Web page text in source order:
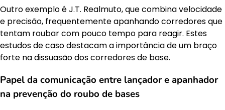
Outro exemplo é J.T. Realmuto, que combina velocidade
e precisão, frequentemente apanhando corredores que
tentam roubar com pouco tempo para reagir. Estes
estudos de caso destacam a importância de um braço
forte na dissuasão dos corredores de base.
Papel da comunicação entre lançador e apanhador
na prevenção do roubo de bases